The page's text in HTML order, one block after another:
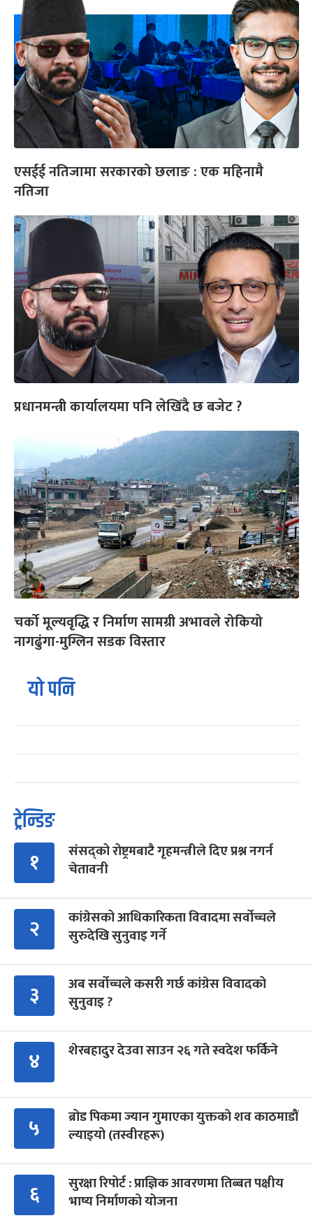
एसईई नतिजामा सरकारको छलाङ : एक महिनामै
नतिजा
प्रधानमन्त्री कार्यालयमा पनि लेखिँदै छ बजेट ?
चर्को मूल्यवृद्धि र निर्माण सामग्री अभावले रोकियो
नागढुंगा-मुग्लिन सडक विस्तार
यो पनि
ट्रेन्डिङ
१
संसद्को रोष्ट्रमबाटै गृहमन्त्रीले दिए प्रश्न नगर्न
चेतावनी
२
कांग्रेसको आधिकारिकता विवादमा सर्वोच्चले
सुरुदेखि सुनुवाइ गर्ने
३
अब सर्वोच्चले कसरी गर्छ कांग्रेस विवादको
सुनुवाइ ?
४ शेरबहादुर देउवा साउन २६ गते स्वदेश फर्किने
५
ब्रोड पिकमा ज्यान गुमाएका युक्तको शव काठमाडौं
ल्याइयो (तस्वीरहरू)
६
सुरक्षा रिपोर्ट : प्राज्ञिक आवरणमा तिब्बत पक्षीय
भाष्य निर्माणको योजना